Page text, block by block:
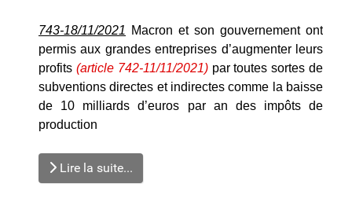
743-18/11/2021 Macron et son gouvernement ont
permis aux grandes entreprises d’augmenter leurs
profits (article 742-11/11/2021)par toutes sortes de
subventions directes et indirectes comme la baisse
de 10 milliards d’euros par an des impôts de
production
Lire la suite...